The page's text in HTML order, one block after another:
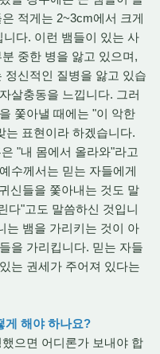
적게는 2~3cm에서 크게
다. 이런 뱀들이 있는 사
중한 병을 앓고 있으며,
정신적인 질병을 앓고 있습
살충동을 느낍니다. 그러
쫓아낼 때에는 "이 악한
는 표현이라 하겠습니다.
"내 몸에서 올라와"라고
수께서는 믿는 자들에게
신들을 쫓아내는 것도 말
다"고도 말씀하신 것입니
는 뱀을 가리키는 것이 아
을 가리킵니다. 믿는 자들
는 권세가 주어져 있다는
게 해야 하나요?
으면 어디론가 보내야 합